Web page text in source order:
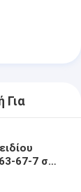
Για
67-7 στα